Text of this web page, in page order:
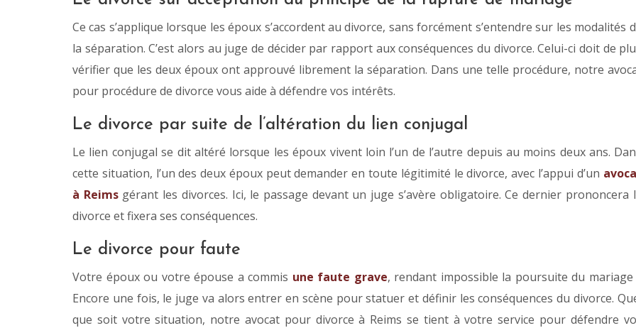
Ce cas s’applique lorsque les époux s’accordent au divorce, sans forcément s’entendre sur les modalités
la séparation. C’est alors au juge de décider par rapport aux conséquences du divorce. Celui-ci doit de
vérifier que les deux époux ont approuvé librement la séparation. Dans une telle procédure, notre
pour procédure de divorce vous aide à défendre vos intérêts.
Le divorce par suite de l’altération du lien conjugal
Le lien conjugal se dit altéré lorsque les époux vivent loin l’un de l’autre depuis au moins deux ans.
cette situation, l’un des deux époux peut demander en toute légitimité le divorce, avec l’appui d’un
à Reimsgérant les divorces. Ici, le passage devant un juge s’avère obligatoire. Ce dernier prononcera
divorce et fixera ses conséquences.
Le divorce pour faute
Votre époux ou votre épouse a commis une faute grave, rendant impossible la poursuite du mariage
Encore une fois, le juge va alors entrer en scène pour statuer et définir les conséquences du divorce.
que soit votre situation, notre avocat pour divorce à Reims se tient à votre service pour défendre